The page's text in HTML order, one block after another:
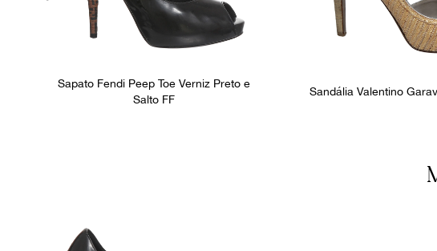
Sapato Fendi Peep Toe Verniz Preto e
Salto FF
Sandália Valentino